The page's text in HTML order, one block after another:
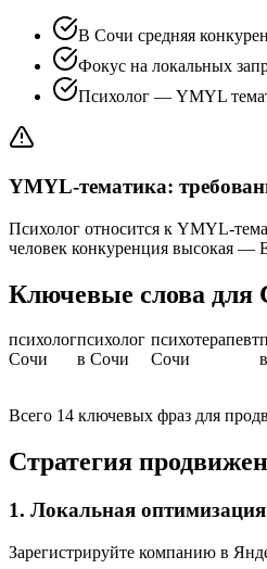
В Сочи средняя
Фокус на локальных
Психолог — YMYL
YMYL-тематика:
Психолог относится к YMYL-
человек конкуренция высокая —
Ключевые слова для
психолог
Сочи
психолог
в Сочи
психотерапевт
Сочи
Всего 14 ключевых фраз для
Стратегия
1. Локальная оптимизация
Зарегистрируйте компанию в